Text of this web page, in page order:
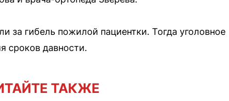
за гибель пожилой пациентки. Тогда уголовное
сроков давности.
ТАКЖЕ